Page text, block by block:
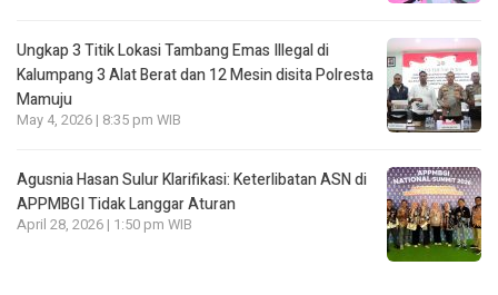
Ungkap 3 Titik Lokasi Tambang Emas Illegal di
Kalumpang 3 Alat Berat dan 12 Mesin disita Polresta
Mamuju
May 4, 2026 | 8:35 pm WIB
Agusnia Hasan Sulur Klarifikasi: Keterlibatan ASN di
APPMBGI Tidak Langgar Aturan
April 28, 2026 | 1:50 pm WIB